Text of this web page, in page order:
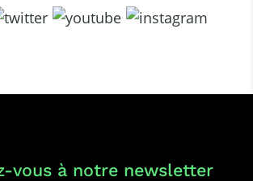
vous à notre newsletter